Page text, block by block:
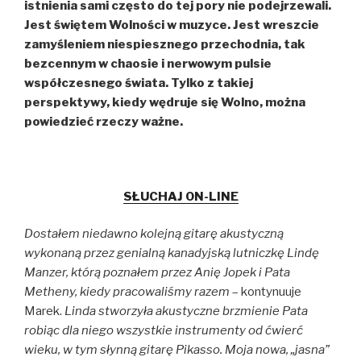
istnienia sami często do tej pory nie podejrzewali.
Jest świętem Wolności w muzyce. Jest wreszcie
zamyśleniem niespiesznego przechodnia, tak
bezcennym w chaosie i nerwowym pulsie
współczesnego świata. Tylko z takiej
perspektywy, kiedy wędruje się Wolno, można
powiedzieć rzeczy ważne.
SŁUCHAJ ON-LINE
Dostałem niedawno kolejną gitarę akustyczną
wykonaną przez genialną kanadyjską lutniczkę Lindę
Manzer, którą poznałem przez Anię Jopek i Pata
Metheny, kiedy pracowaliśmy razem – kontynuuje
Marek. Linda stworzyła akustyczne brzmienie Pata
robiąc dla niego wszystkie instrumenty od ćwierć
wieku, w tym słynną gitarę Pikasso. Moja nowa, „jasna”